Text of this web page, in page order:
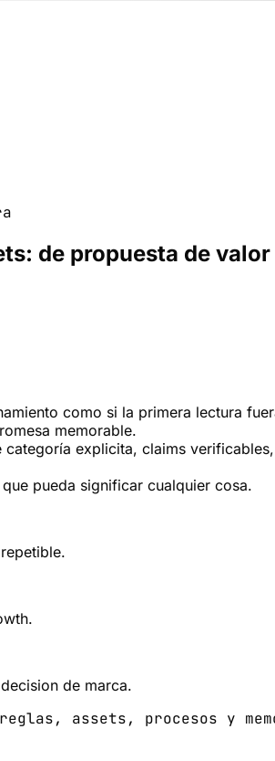
de propuesta de
como si la primera lectura
memorable.
explicita, claims
pueda significar cualquier cosa.
de marca.
assets, procesos y